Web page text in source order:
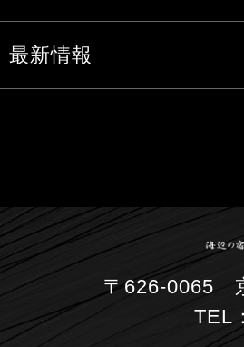
最新情報
〒626-0065
TEL